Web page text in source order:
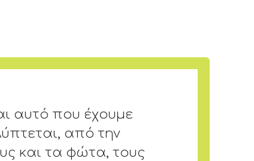
αυτό που έχουμε
από την
και τα φώτα, τους